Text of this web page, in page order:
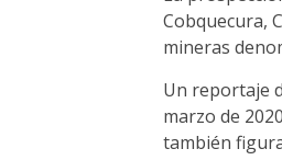
Cobquecura,
mineras
Un reportaje
marzo de
también